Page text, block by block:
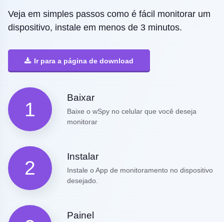
Veja em simples passos como é fácil monitorar um
dispositivo, instale em menos de 3 minutos.
Ir para a página de download
1
Baixar
Baixe o wSpy no celular que você deseja
monitorar
2
Instalar
Instale o App de monitoramento no dispositivo
desejado.
Painel